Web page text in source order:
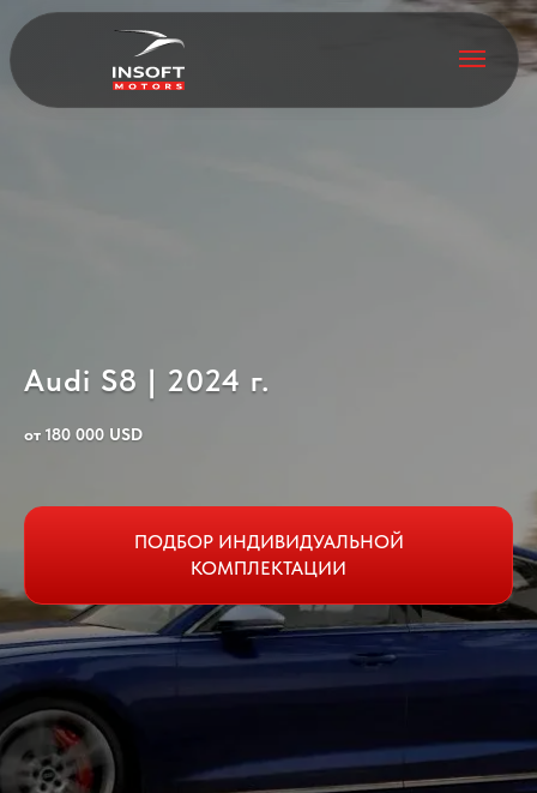
Audi S8 | 2024 г.
от 180 000 USD
ПОДБОР ИНДИВИДУАЛЬНОЙ
КОМПЛЕКТАЦИИ